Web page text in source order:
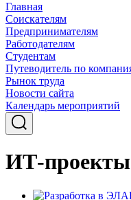
Главная
Соискателям
Предпринимателям
Работодателям
Студентам
Путеводитель по
Рынок труда
Новости сайта
Календарь мероприятий
ИТ-проекты